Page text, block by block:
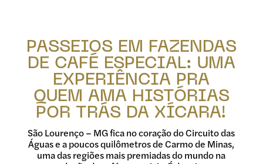
PASSEIOS EM FAZENDAS
DE CAFÉ ESPECIAL: UMA
EXPERIÊNCIA PRA
QUEM AMA HISTÓRIAS
POR TRÁS DA XÍCARA!
São Lourenço – MG fica no coração do Circuito das
Águas e a poucos quilômetros de Carmo de Minas,
uma das regiões mais premiadas do mundo na